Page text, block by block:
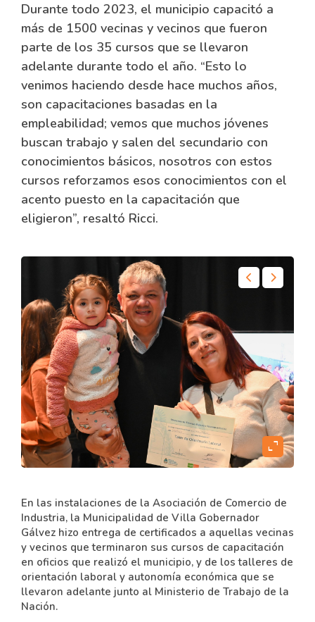
Durante todo 2023, el municipio capacitó a
más de 1500 vecinas y vecinos que fueron
parte de los 35 cursos que se llevaron
adelante durante todo el año. “Esto lo
venimos haciendo desde hace muchos años,
son capacitaciones basadas en la
empleabilidad; vemos que muchos jóvenes
buscan trabajo y salen del secundario con
conocimientos básicos, nosotros con estos
cursos reforzamos esos conocimientos con el
acento puesto en la capacitación que
eligieron”, resaltó Ricci.
expand_content
En las instalaciones de la Asociación de Comercio de
Industria, la Municipalidad de Villa Gobernador
Gálvez hizo entrega de certificados a aquellas vecinas
y vecinos que terminaron sus cursos de capacitación
en oficios que realizó el municipio, y de los talleres de
orientación laboral y autonomía económica que se
llevaron adelante junto al Ministerio de Trabajo de la
Nación.